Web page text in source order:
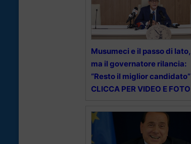
Musumeci e il passo di lato,
ma il governatore rilancia:
“Resto il miglior candidato”
CLICCA PER VIDEO E FOTO